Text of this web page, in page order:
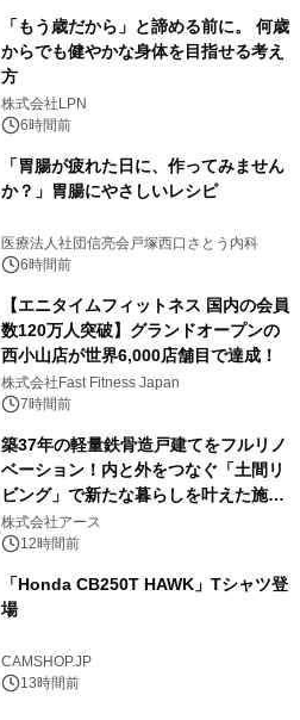
「もう歳だから」と諦める前に。 何歳
からでも健やかな身体を目指せる考え
方
株式会社LPN
6時間前
「胃腸が疲れた日に、作ってみません
か？」胃腸にやさしいレシピ
医療法人社団信亮会戸塚西口さとう内科
6時間前
【エニタイムフィットネス 国内の会員
数120万人突破】グランドオープンの
西小山店が世界6,000店舗目で達成！
株式会社Fast Fitness Japan
7時間前
築37年の軽量鉄骨造戸建てをフルリノ
ベーション！内と外をつなぐ「土間リ
ビング」で新たな暮らしを叶えた施工
事例を株式会社アースが公開
株式会社アース
12時間前
「Honda CB250T HAWK」Tシャツ登
場
CAMSHOP.JP
13時間前